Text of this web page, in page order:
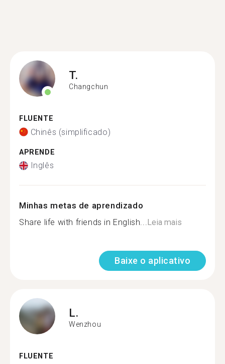
T.
Changchun
FLUENTE
Chinês (simplificado)
APRENDE
Inglês
Minhas metas de aprendizado
Share life with friends in English...Leia mais
Baixe o aplicativo
L.
Wenzhou
FLUENTE